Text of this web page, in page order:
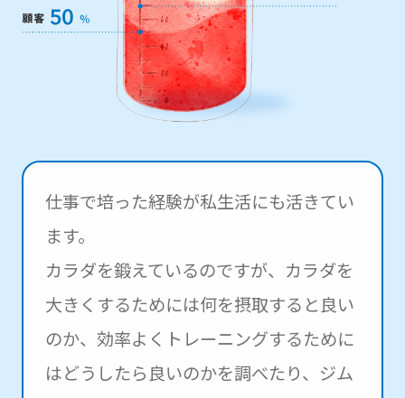
仕事で培った経験が私生活にも活きてい
ます。
カラダを鍛えているのですが、カラダを
大きくするためには何を摂取すると良い
のか、効率よくトレーニングするために
はどうしたら良いのかを調べたり、ジム